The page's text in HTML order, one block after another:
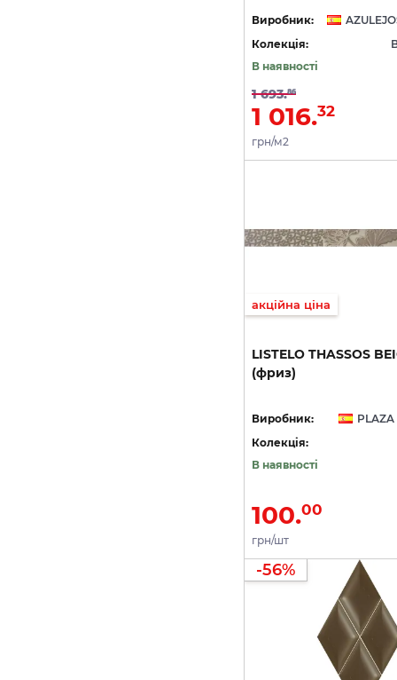
Виробник:
Колекція:
В наявності
1 693.86
1 016.32
грн/м2
акційна ціна
LISTELO THASSOS
(фриз)
Виробник:
PLAZA
Колекція:
В наявності
100.00
грн/шт
-56%